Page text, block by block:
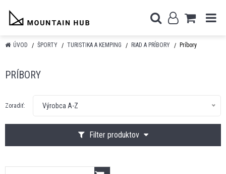
ÚVOD ŠPORTY TURISTIKA A KEMPING RIAD A PRÍBORY Príbory
PRÍBORY
Filter produktov
Zoradiť: Výrobca A-Z